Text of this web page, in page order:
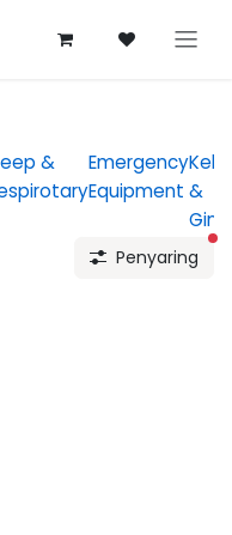
&
Emergency
Equipment &
Penyaring